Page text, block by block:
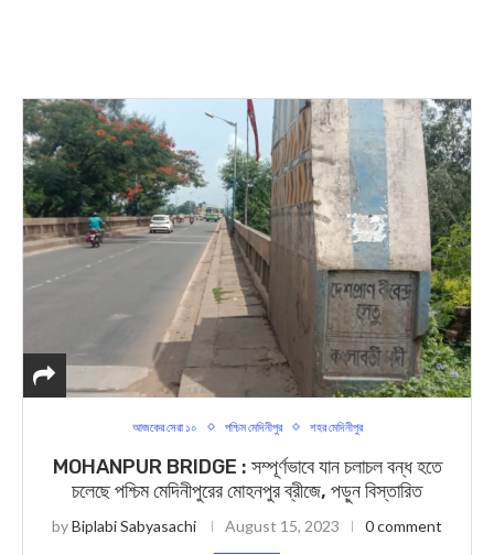
আজকের সেরা ১০ পশ্চিম মেদিনীপুর শহর মেদিনীপুর
MOHANPUR BRIDGE : সম্পূর্ণভাবে যান চলাচল বন্ধ হতে
চলেছে পশ্চিম মেদিনীপুরের মোহনপুর ব্রীজে, পড়ুন বিস্তারিত
byBiplabi Sabyasachi August 15, 2023 0 comment